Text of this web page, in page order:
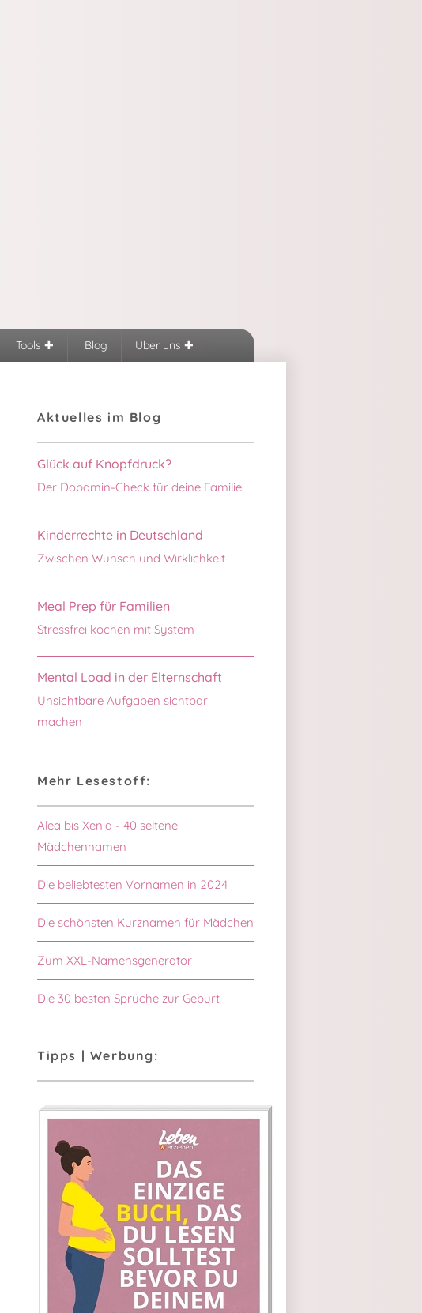
Tools Blog Über uns
Aktuelles im Blog
Glück auf Knopfdruck?
Der Dopamin-Check für deine Familie
Kinderrechte in Deutschland
Zwischen Wunsch und Wirklichkeit
Meal Prep für Familien
Stressfrei kochen mit System
Mental Load in der Elternschaft
Unsichtbare Aufgaben sichtbar
machen
Mehr Lesestoff:
Alea bis Xenia - 40 seltene
Mädchennamen
Die beliebtesten Vornamen in 2024
Die schönsten Kurznamen für Mädchen
Zum XXL-Namensgenerator
Die 30 besten Sprüche zur Geburt
Tipps | Werbung: